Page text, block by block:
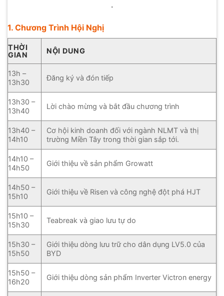
.
1. Chương Trình Hội Nghị
THỜI
GIAN
NỘI DUNG
13h –
13h30
Đăng ký và đón tiếp
13h30 –
13h40
Lời chào mừng và bắt đầu chương trình
13h40 –
14h10
Cơ hội kinh doanh đối với ngành NLMT và thị
trường Miền Tây trong thời gian sắp tới.
14h10 –
14h50
Giới thiệu về sản phẩm Growatt
14h50 –
15h10
Giới thiệu về Risen và công nghệ đột phá HJT
15h10 –
15h30
Teabreak và giao lưu tự do
15h30 –
15h50
Giới thiệu dòng lưu trữ cho dân dụng LV5.0 của
BYD
15h50 –
16h20
Giới thiệu dòng sản phẩm Inverter Victron energy